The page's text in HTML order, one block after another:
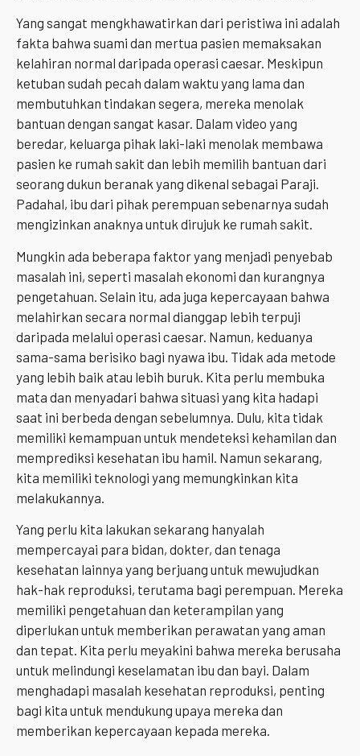
Yang sangat mengkhawatirkan dari peristiwa ini adalah
fakta bahwa suami dan mertua pasien memaksakan
kelahiran normal daripada operasi caesar. Meskipun
ketuban sudah pecah dalam waktu yang lama dan
membutuhkan tindakan segera, mereka menolak
bantuan dengan sangat kasar. Dalam video yang
beredar, keluarga pihak laki-laki menolak membawa
pasien ke rumah sakit dan lebih memilih bantuan dari
seorang dukun beranak yang dikenal sebagai Paraji.
Padahal, ibu dari pihak perempuan sebenarnya sudah
mengizinkan anaknya untuk dirujuk ke rumah sakit.
Mungkin ada beberapa faktor yang menjadi penyebab
masalah ini, seperti masalah ekonomi dan kurangnya
pengetahuan. Selain itu, ada juga kepercayaan bahwa
melahirkan secara normal dianggap lebih terpuji
daripada melalui operasi caesar. Namun, keduanya
sama-sama berisiko bagi nyawa ibu. Tidak ada metode
yang lebih baik atau lebih buruk. Kita perlu membuka
mata dan menyadari bahwa situasi yang kita hadapi
saat ini berbeda dengan sebelumnya. Dulu, kita tidak
memiliki kemampuan untuk mendeteksi kehamilan dan
memprediksi kesehatan ibu hamil. Namun sekarang,
kita memiliki teknologi yang memungkinkan kita
melakukannya.
Yang perlu kita lakukan sekarang hanyalah
mempercayai para bidan, dokter, dan tenaga
kesehatan lainnya yang berjuang untuk mewujudkan
hak-hak reproduksi, terutama bagi perempuan. Mereka
memiliki pengetahuan dan keterampilan yang
diperlukan untuk memberikan perawatan yang aman
dan tepat. Kita perlu meyakini bahwa mereka berusaha
untuk melindungi keselamatan ibu dan bayi. Dalam
menghadapi masalah kesehatan reproduksi, penting
bagi kita untuk mendukung upaya mereka dan
memberikan kepercayaan kepada mereka.